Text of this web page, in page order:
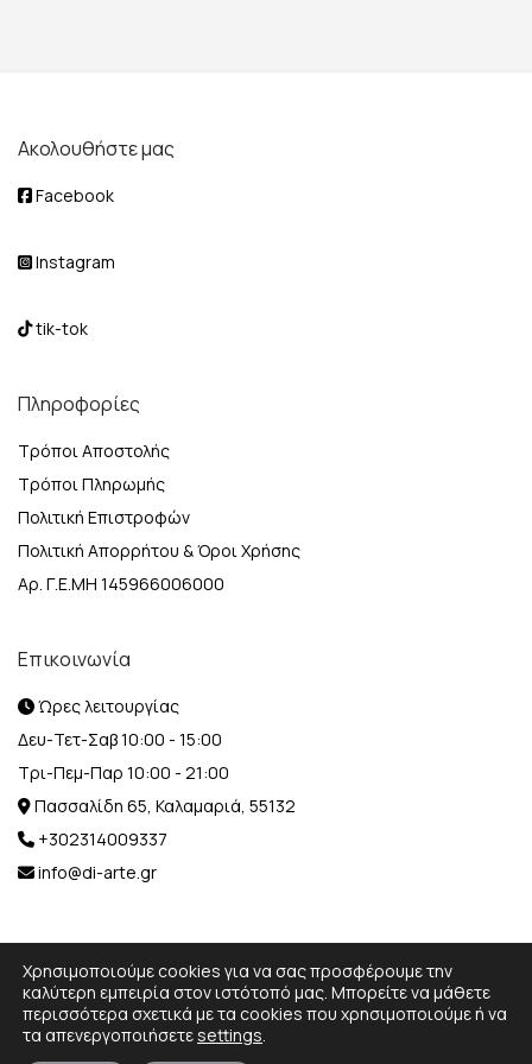
Ακολουθήστε μας
Facebook
Instagram
tik-tok
Πληροφορίες
Τρόποι Αποστολής
Τρόποι Πληρωμής
Πολιτική Επιστροφών
Πολιτική Απορρήτου & Όροι Χρήσης
Αρ. Γ.Ε.ΜΗ 145966006000
Επικοινωνία
Ώρες λειτουργίας
Δευ-Τετ-Σαβ 10:00 - 15:00
Τρι-Πεμ-Παρ 10:00 - 21:00
Πασσαλίδη 65, Καλαμαριά, 55132
+302314009337
info@di-arte.gr
© 2026 Designed and Developed by MediaBox.
All rights
Χρησιμοποιούμε cookies για να σας προσφέρουμε την
καλύτερη εμπειρία στον ιστότοπό μας. Μπορείτε να μάθετε
περισσότερα σχετικά με τα cookies που χρησιμοποιούμε ή να
τα απενεργοποιήσετεsettings.